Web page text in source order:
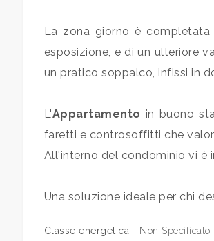
La zona giorno è
esposizione, e di un ulteriore
un pratico soppalco, infissi in
L'Appartamento in buono
faretti e controsoffitti che
All'interno del condominio vi è
Una soluzione ideale per chi
Classe energetica: Non Specificato